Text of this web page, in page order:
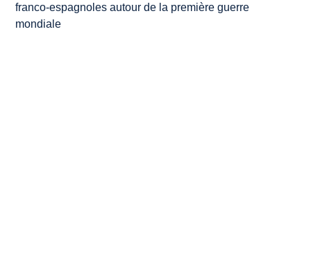
franco-espagnoles autour de la première guerre
mondiale